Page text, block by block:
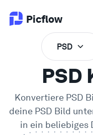
Picflow
Kundengalerie
PSD
PSD
Konvertiere PSD
deine PSD Bild
in ein beliebiges